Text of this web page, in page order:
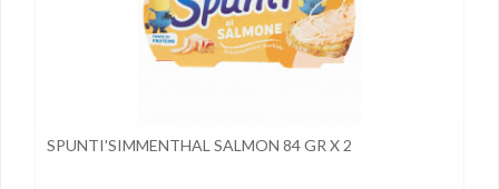
SPUNTI'SIMMENTHAL SALMON 84 GR X 2